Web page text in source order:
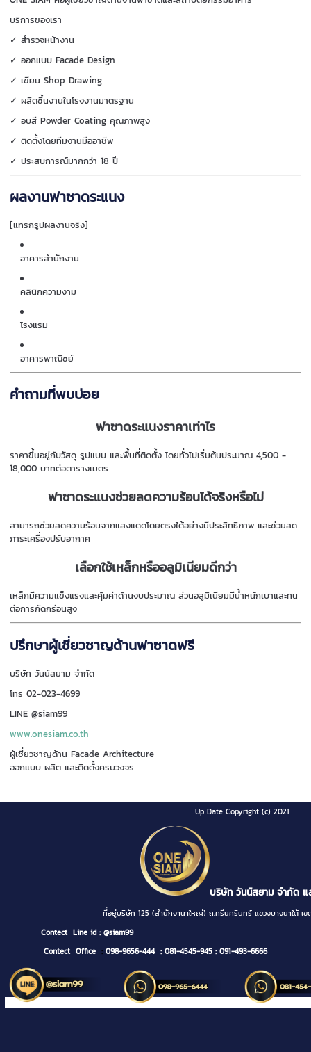
บริการของเรา
✓ สำรวจหน้างาน
✓ ออกแบบ Facade Design
✓ เขียน Shop Drawing
✓ ผลิตชิ้นงานในโรงงานมาตรฐาน
✓ อบสี Powder Coating คุณภาพสูง
✓ ติดตั้งโดยทีมงานมืออาชีพ
✓ ประสบการณ์มากกว่า 18 ปี
ผลงานฟาซาดระแนง
[แทรกรูปผลงานจริง]
อาคารสำนักงาน
คลินิกความงาม
โรงแรม
อาคารพาณิชย์
คำถามที่พบบ่อย
ฟาซาดระแนงราคาเท่าไร
ราคาขึ้นอยู่กับวัสดุ รูปแบบ และพื้นที่ติดตั้ง โดยทั่วไปเริ่มต้นประมาณ 4,500 -
18,000 บาทต่อตารางเมตร
ฟาซาดระแนงช่วยลดความร้อนได้จริงหรือไม่
สามารถช่วยลดความร้อนจากแสงแดดโดยตรงได้อย่างมีประสิทธิภาพ และช่วยลด
ภาระเครื่องปรับอากาศ
เลือกใช้เหล็กหรืออลูมิเนียมดีกว่า
เหล็กมีความแข็งแรงและคุ้มค่าด้านงบประมาณ ส่วนอลูมิเนียมมีน้ำหนักเบาและทน
ต่อการกัดกร่อนสูง
ปรึกษาผู้เชี่ยวชาญด้านฟาซาดฟรี
บริษัท วันน์สยาม จำกัด
โทร 02-023-4699
LINE @siam99
www.onesiam.co.th
ผู้เชี่ยวชาญด้าน Facade Architecture
ออกแบบ ผลิต และติดตั้งครบวงจร
Up Date Copyright (c) 2021
บริษัท วันน์สยาม จำกัด แล
ที่อยู่บริษัท 125 (สำนักงานาใหญ่) ถ.ศรีนครินทร์ แขวงบางนาใ
Contect Line id : @siam99
Contect Office : 098-9656-444 : 081-4545-945 : 091-493-6666